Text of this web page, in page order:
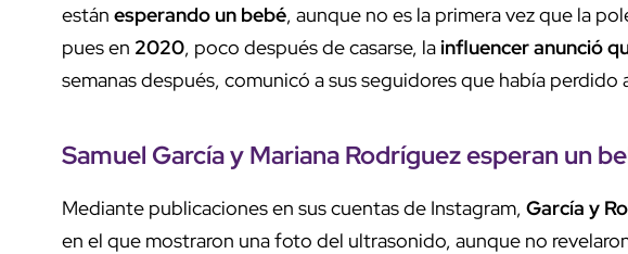
están esperando un bebé, aunque no es la primera vez que la
pues en 2020, poco después de casarse, lainfluencer anunció
semanas después, comunicó a sus seguidores que había perdido
Samuel García y Mariana Rodríguez esperan un
Mediante publicaciones en sus cuentas de Instagram, García y
en el que mostraron una foto del ultrasonido, aunque no